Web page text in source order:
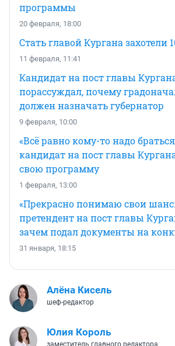
программы
20 февраля, 18:00
Стать главой Кургана захотели
11 февраля, 11:41
Кандидат на пост главы
порассуждал, почему
должен назначать губернатор
9 февраля, 10:00
«Всё равно кому-то надо
кандидат на пост главы
свою программу
1 февраля, 13:00
«Прекрасно понимаю свои
претендент на пост главы
зачем подал документы на
31 января, 18:15
Алёна Кисель
шеф-редактор
Юлия Король
заместитель главного редактора